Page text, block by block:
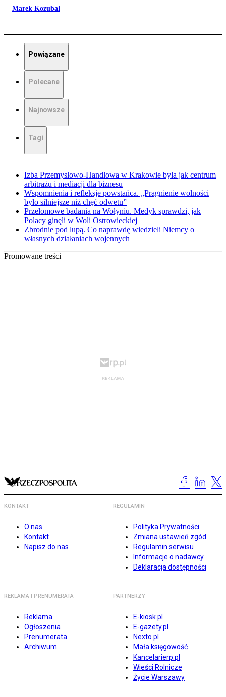
Marek Kozubal
Powiązane
Polecane
Najnowsze
Tagi
Izba Przemysłowo-Handlowa w Krakowie była jak centrum
arbitrażu i mediacji dla biznesu
Wspomnienia i refleksje powstańca. „Pragnienie wolności
było silniejsze niż chęć odwetu”
Przełomowe badania na Wołyniu. Medyk sprawdzi, jak
Polacy ginęli w Woli Ostrowieckiej
Zbrodnie pod lupą. Co naprawdę wiedzieli Niemcy o
własnych działaniach wojennych
Promowane treści
KONTAKT
O nas
Kontakt
Napisz do nas
REGULAMIN
Polityka Prywatności
Zmiana ustawień zgód
Regulamin serwisu
Informacje o nadawcy
Deklaracja dostępności
REKLAMA I PRENUMERATA
Reklama
Ogłoszenia
Prenumerata
Archiwum
PARTNERZY
E-kiosk.pl
E-gazety.pl
Nexto.pl
Mała księgowość
Kancelarierp.pl
Wieści Rolnicze
Życie Warszawy